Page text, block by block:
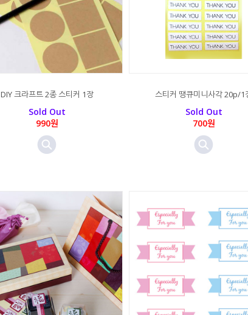
DIY 크라프트 2종 스티커 1장
Sold Out
990원
스티커 땡큐미니사각 20p/1
Sold Out
700원